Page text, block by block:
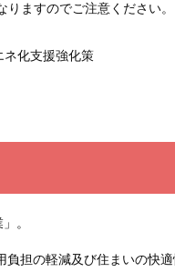
ますのでご注意ください。
ネ化支援強化策
。
担の軽減及び住まいの快